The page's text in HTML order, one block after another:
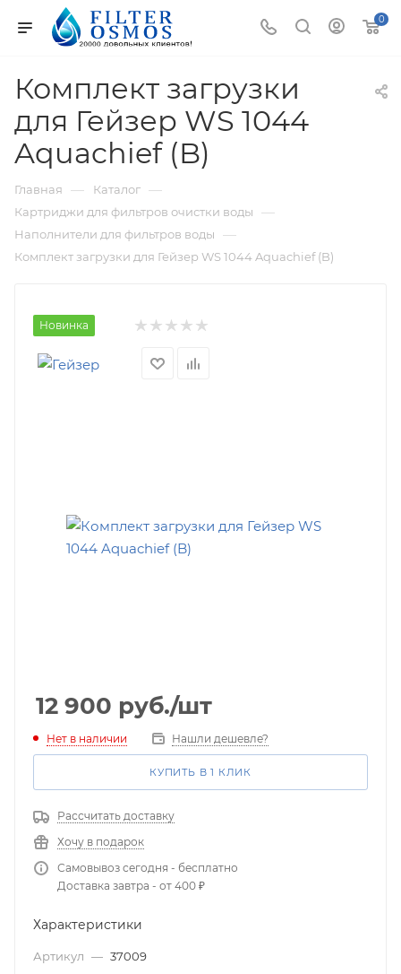
0
Комплект загрузки
для Гейзер WS 1044
Aquachief (B)
Главная — Каталог —
Картриджи для фильтров очистки воды —
Наполнители для фильтров воды —
Комплект загрузки для Гейзер WS 1044 Aquachief (B)
Новинка
12 900 руб./шт
Нет в наличии Нашли дешевле?
КУПИТЬ В 1 КЛИК
Рассчитать доставку
Хочу в подарок
Самовывоз сегодня - бесплатно
Доставка завтра - от 400 ₽
Характеристики
Артикул — 37009